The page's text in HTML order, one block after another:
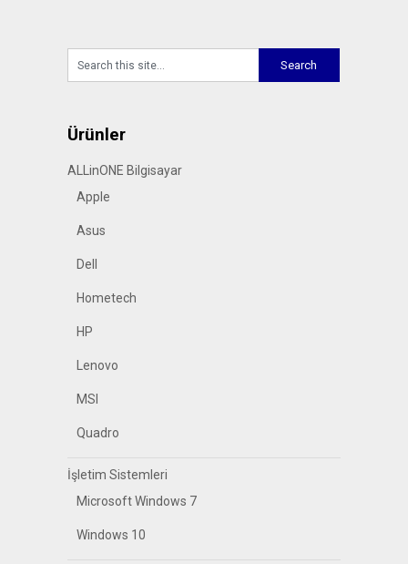
Ürünler
ALLinONE Bilgisayar
Apple
Asus
Dell
Hometech
HP
Lenovo
MSI
Quadro
İşletim Sistemleri
Microsoft Windows 7
Windows 10